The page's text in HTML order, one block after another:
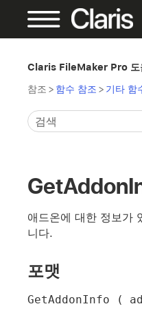
Claris FileMaker Pro 도
참조 > 함수 참조 > 기타 함
애드온에 대한 정보가
니다.
포맷
GetAddonInfo (